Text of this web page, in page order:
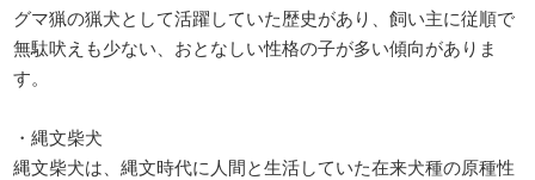
グマ猟の猟犬として活躍していた歴史があり、飼い主に従順で
無駄吠えも少ない、おとなしい性格の子が多い傾向がありま
す。
・縄文柴犬
縄文柴犬は、縄文時代に人間と生活していた在来犬種の原種性